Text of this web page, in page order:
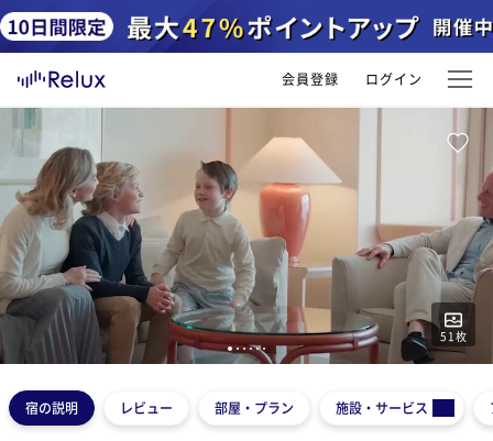
会員登録 ログイン
51 枚
1 23456
宿の説明 レビュー 部屋・プラン 施設・サービス